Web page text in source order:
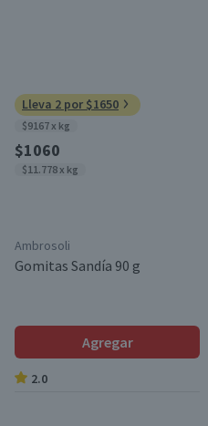
Lleva 2 por $1650
$9167 x kg
$1060
$11.778 x kg
Ambrosoli
Gomitas Sandía 90 g
Agregar
2.0